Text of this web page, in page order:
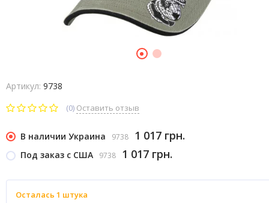
Артикул: 9738
(0) Оставить отзыв
В наличии Украина 9738 1 017 грн.
Под заказ с США 9738 1 017 грн.
Осталась 1 штука